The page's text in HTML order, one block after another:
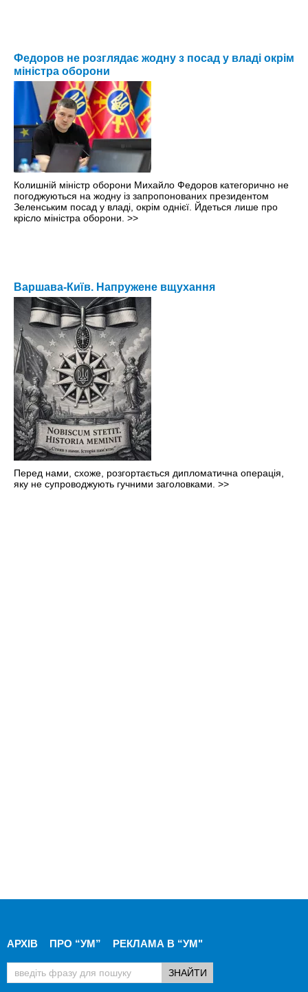
Федоров не розглядає жодну з посад у владі окрім
міністра оборони
Колишній міністр оборони Михайло Федоров категорично не
погоджуються на жодну із запропонованих президентом
Зеленським посад у владі, окрім однієї. Йдеться лише про
крісло міністра оборони. >>
Варшава-Київ. Напружене вщухання
Перед нами, схоже, розгортається дипломатична операція,
яку не супроводжують гучними заголовками. >>
АРХІВ ПРО “УМ” РЕКЛАМА В “УМ"